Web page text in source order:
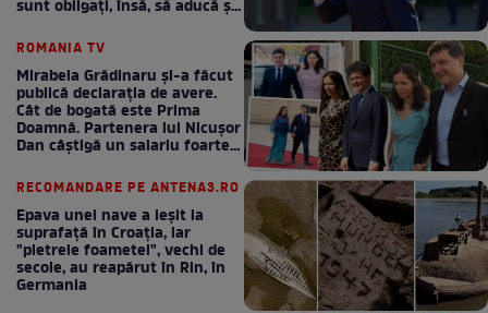
sunt obligați, însă, să aducă și
ROMANIA TV
Mirabela Grădinaru și-a făcut
publică declarația de avere.
Cât de bogată este Prima
Doamnă. Partenera lui Nicușor
Dan câștigă un salariu foarte
RECOMANDARE PE ANTENA3.RO
Epava unei nave a ieșit la
suprafață în Croația, iar
"pietrele foametei", vechi de
secole, au reapărut în Rin, în
Germania